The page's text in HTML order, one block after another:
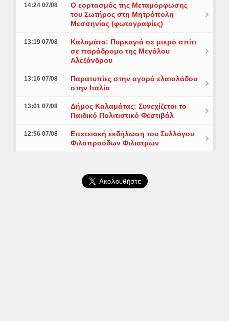
14:24 07/08
Ο εορτασμός της Μεταμόρφωσης
του Σωτήρος στη Μητρόπολη
Μεσσηνίας (φωτογραφίες)
13:19 07/08
Καλαμάτα: Πυρκαγιά σε μικρό σπίτι
σε παράδρομο της Μεγάλου
Αλεξάνδρου
13:16 07/08
Παρατυπίες στην αγορά ελαιολάδου
στην Ιταλία
13:01 07/08
Δήμος Καλαμάτας: Συνεχίζεται το
Παιδικό Πολιτιστικό Φεστιβάλ
12:56 07/08
Επετειακή εκδήλωση του Συλλόγου
Φιλοπροόδων Φιλιατρών